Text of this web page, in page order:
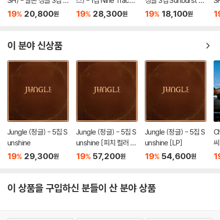
가 어려우므로 신중한 구매를 부탁드립니다.
O-I-DON! / BOY ME
19% 20,800원
Mind [LP]
19% 28,300원
NITIAL PRESS]
19% 18,100원
이 분야 신상품
Jungle (정글) - 5집 S
unshine
19% 29,300원
Jungle (정글) - 5집 S
unshine [피치 컬러 L
P]
19% 57,200원
Jungle (정글) - 5집 S
unshine [LP]
19% 54,600원
이 상품을 구입하신 분들이 산 분야 상품